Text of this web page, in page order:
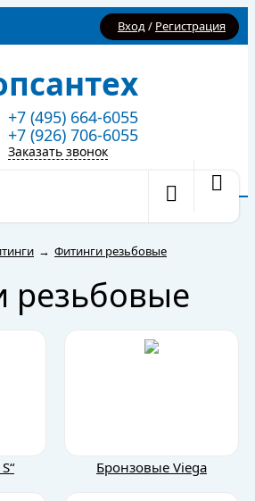
Вход/ Регистрация
+7 (495) 664-6055
+7 (926) 706-6055
Заказать звонок
→ Фитинги резьбовые
резьбовые
Бронзовые Viega